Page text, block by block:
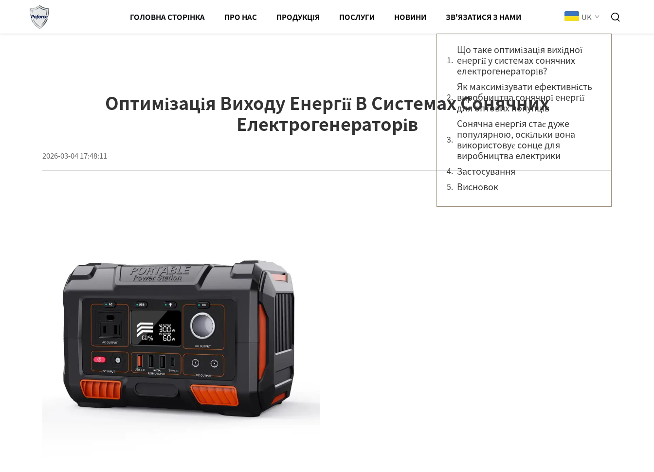
ГОЛОВНА СТОРІНКА ПРО НАС ПРОДУКЦІЯ ПОСЛУГИ НОВИНИ ЗВ'ЯЗАТИСЯ З НАМИ UK
Оптимізація Виходу Енергії В Системах Сонячних
Електрогенераторів
2026-03-04 17:48:11
Зміст
Що таке оптимізація вихідної
енергії у системах сонячних
електрогенераторів?
Як максимізувати ефективність
виробництва сонячної енергії
для оптових покупців
Сонячна енергія стає дуже
популярною, оскільки вона
використовує сонце для
виробництва електрики
Застосування
Висновок